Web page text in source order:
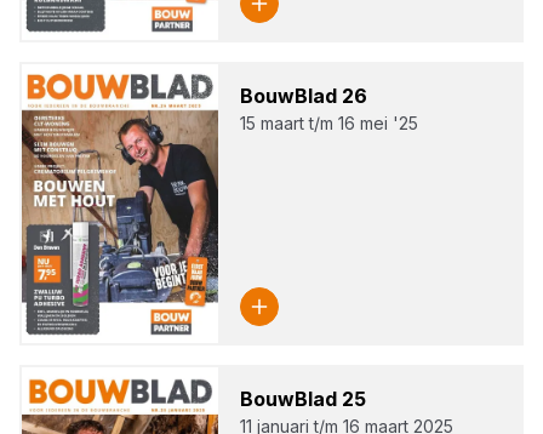
Bouw­Blad 26
15 maart t/m 16 mei '25
Bouw­Blad 25
11 januari t/m 16 maart 2025